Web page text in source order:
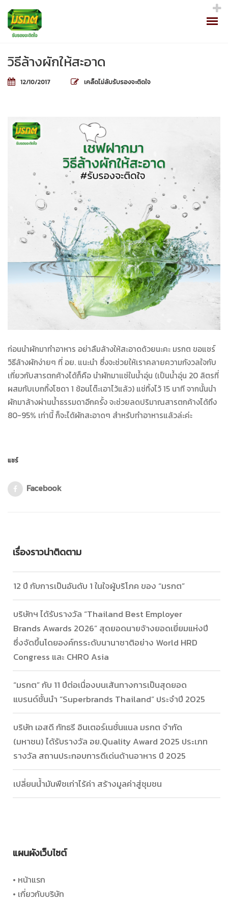
วิธีล้างผักให้สะอาด
12/10/2017 เคล็ดไม่ลับรับรองจะติดใจ
ก่อนนำผักมาทำอาหาร อย่าลืมล้างให้สะอาดด้วยนะคะ มรกต ขอแชร์
วิธีล้างผักง่ายๆ ที่ อย. แนะนำ ซึ่งจะช่วยให้เราคลายความกังวลใจกับ
เกี่ยวกับสารตกค้างได้ก็คือ นำผักมาแช่ในน้ำอุ่น (เป็นน้ำอุ่น 20 ลิตรที่
ผสมกับเบกกิ้งโซดา 1 ช้อนโต๊ะเอาไว้แล้ว) แช่ทิ้งไว้ 15 นาที จากนั้นนำ
ผักมาล้างผ่านน้ำธรรมดาอีกครั้ง จะช่วยลดปริมาณสารตกค้างได้ถึง
80-95% เท่านี้ ก็จะได้ผักสะอาดๆ สำหรับทำอาหารแล้วล่ะค่ะ
แชร์
Facebook
เรื่องราวน่าติดตาม
12 ปี กับการเป็นอันดับ 1 ในใจผู้บริโภค ของ “มรกต”
บริษัทฯ ได้รับรางวัล “Thailand Best Employer
Brands Awards 2026” สุดยอดนายจ้างยอดเยี่ยมแห่งปี
ซึ่งจัดขึ้นโดยองค์กรระดับนานาชาติอย่าง World HRD
Congress และ CHRO Asia
“มรกต” กับ 11 ปีต่อเนื่องบนเส้นทางการเป็นสุดยอด
แบรนด์ชั้นนำ “Superbrands Thailand” ประจำปี 2025
บริษัท เอสดี กัทธรี อินเตอร์เนชั่นแนล มรกต จำกัด
(มหาชน) ได้รับรางวัล อย.Quality Award 2025 ประเภท
รางวัล สถานประกอบการดีเด่นด้านอาหาร ปี 2025
เปลี่ยนน้ำมันพืชเก่าไร้ค่า สร้างมูลค่าสู่ชุมชน
แผนผังเว็บไซต์
• หน้าแรก
• เกี่ยวกับบริษัท